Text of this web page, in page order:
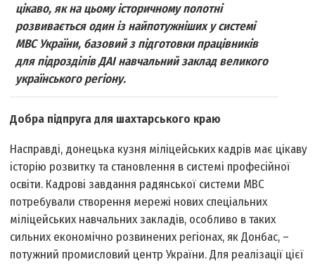
цікаво, як на цьому історичному полотні
розвивається один із найпотужніших у системі
МВС України, базовий з підготовки працівників
для підрозділів ДАІ навчальний заклад великого
українського регіону.
Добра підпруга для шахтарського краю
Насправді, донецька кузня міліцейських кадрів має цікаву
історію розвитку та становлення в системі професійної
освіти. Кадрові завдання радянської системи МВС
потребували створення мережі нових спеціальних
міліцейських навчальних закладів, особливо в таких
сильних економічно розвинених регіонах, як Донбас, –
потужний промисловий центр України. Для реалізації цієї